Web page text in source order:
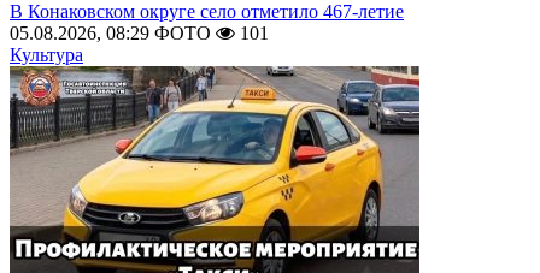
В Конаковском округе село отметило 467-летие
05.08.2026, 08:29 ФОТО
101
Культура